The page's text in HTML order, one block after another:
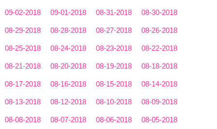
09-02-2018 09-01-2018 08-31-2018 08-30-2018
08-29-2018 08-28-2018 08-27-2018 08-26-2018
08-25-2018 08-24-2018 08-23-2018 08-22-2018
08-21-2018 08-20-2018 08-19-2018 08-18-2018
08-17-2018 08-16-2018 08-15-2018 08-14-2018
08-13-2018 08-12-2018 08-10-2018 08-09-2018
08-08-2018 08-07-2018 08-06-2018 08-05-2018